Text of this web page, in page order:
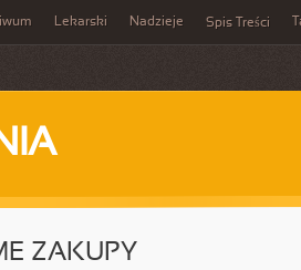
Lekarski Nadzieje Spis Treści
ZAKUPY